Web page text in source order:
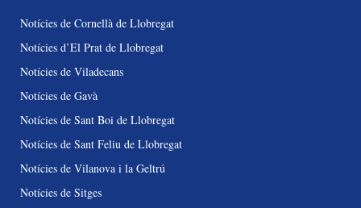
Notícies de Cornellà de Llobregat
Notícies d’El Prat de Llobregat
Notícies de Viladecans
Notícies de Gavà
Notícies de Sant Boi de Llobregat
Notícies de Sant Feliu de Llobregat
Notícies de Vilanova i la Geltrú
Notícies de Sitges